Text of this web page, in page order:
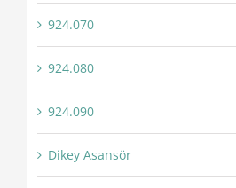
924.070
924.080
924.090
Dikey Asansör